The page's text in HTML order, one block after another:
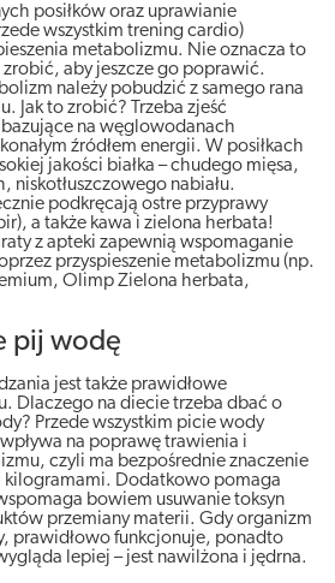
posiłków oraz uprawianie
wszystkim trening cardio)
metabolizmu. Nie oznacza to
zrobić, aby jeszcze go poprawić.
należy pobudzić z samego rana
Jak to zrobić? Trzeba zjeść
na węglowodanach
źródłem energii. W posiłkach
jakości białka – chudego mięsa,
niskotłuszczowego nabiału.
podkręcają ostre przyprawy
a także kawa i zielona herbata!
z apteki zapewnią wspomaganie
przyspieszenie metabolizmu (np.
Olimp Zielona herbata,
pij wodę
jest także prawidłowe
Dlaczego na diecie trzeba dbać o
Przede wszystkim picie wody
na poprawę trawienia i
czyli ma bezpośrednie znaczenie
kilogramami. Dodatkowo pomaga
bowiem usuwanie toksyn
przemiany materii. Gdy organizm
prawidłowo funkcjonuje, ponadto
lepiej – jest nawilżona i jędrna.